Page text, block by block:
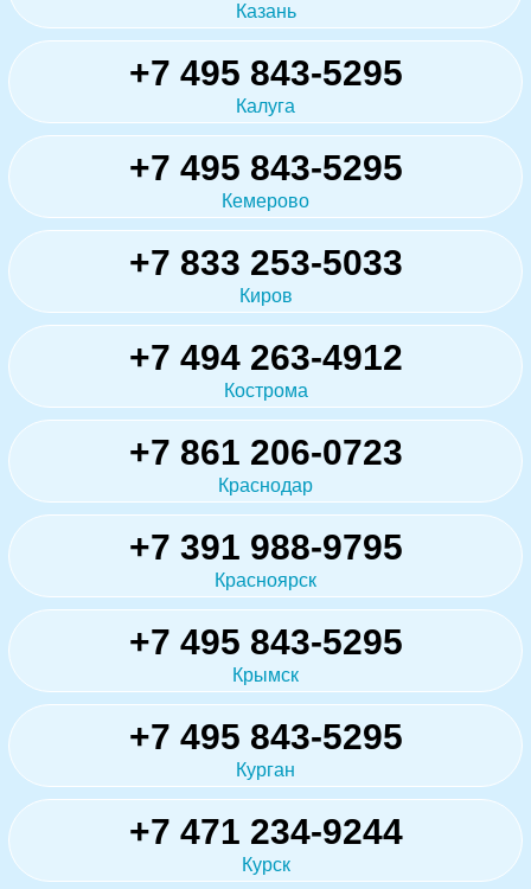
Казань
+7 495 843-5295
Калуга
+7 495 843-5295
Кемерово
+7 833 253-5033
Киров
+7 494 263-4912
Кострома
+7 861 206-0723
Краснодар
+7 391 988-9795
Красноярск
+7 495 843-5295
Крымск
+7 495 843-5295
Курган
+7 471 234-9244
Курск